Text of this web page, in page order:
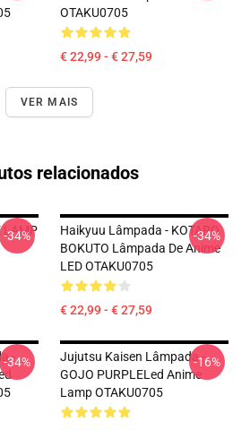
OTAKU0705
€ 22,99 - € 27,59
VER MAIS
relacionados
LAMP
-34%
Haikyuu Lâmpada - KOTARO
BOKUTO Lâmpada De Anime
LED OTAKU0705
€ 22,99 - € 27,59
-34%
-
-34%
Jujutsu Kaisen Lâmpada -
GOJO PURPLELed Anime
Lamp OTAKU0705
-16%